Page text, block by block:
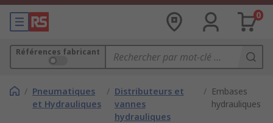
0
Références fabricant
/ Pneumatiques
et Hydrauliques
/ Distributeurs et
vannes
hydrauliques
/ Embases
hydrauliques